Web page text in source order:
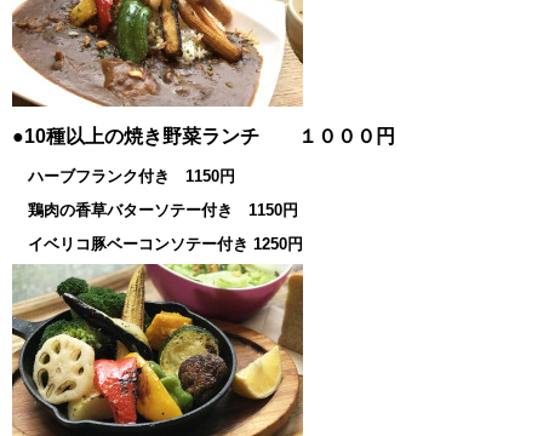
●10種以上の焼き野菜ランチ １０００円
ハーブフランク付き 1150円
鶏肉の香草バターソテー付き 1150円
イベリコ豚ベーコンソテー付き 1250円